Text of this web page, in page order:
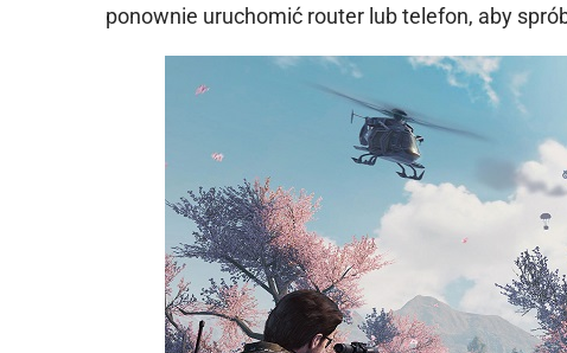
ponownie uruchomić router lub telefon, aby